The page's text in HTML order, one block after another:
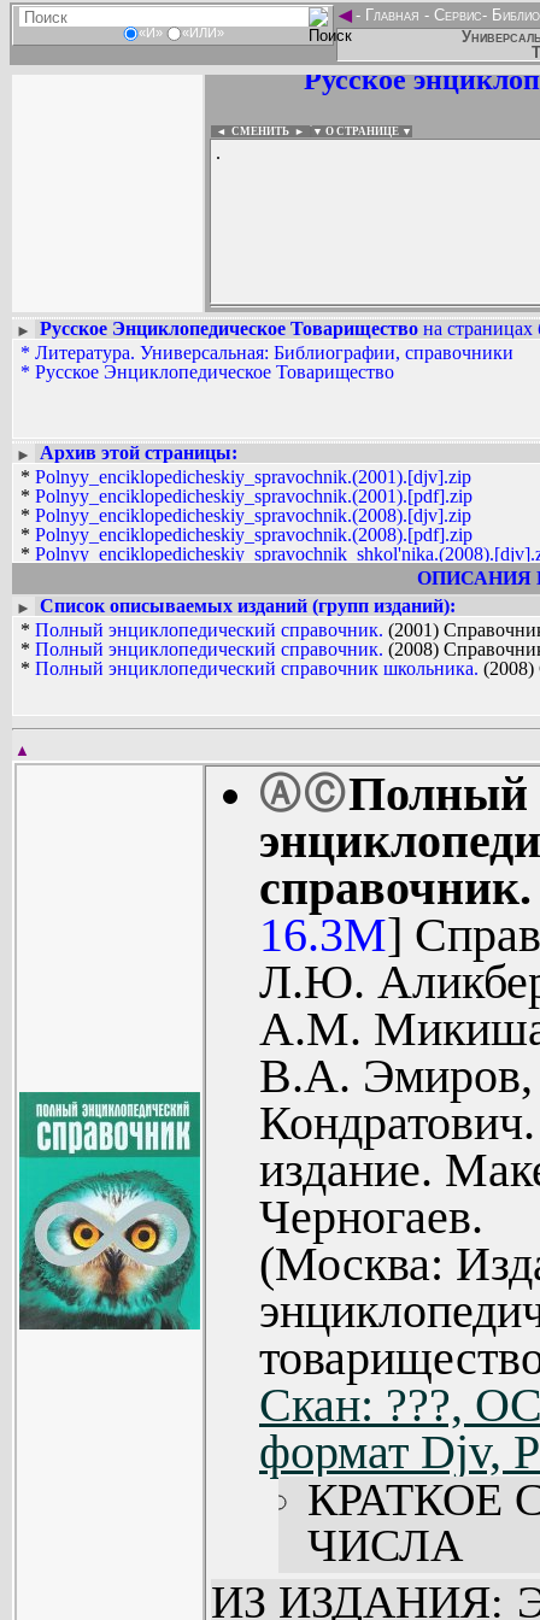
«И» «ИЛИ»
◄- Главная - Сервис-
Русское
◄ СМЕНИТЬ ► ▼ О СТРАНИЦЕ ▼
.
Вадим Ершов...
...
► Русское Энциклопедическое Товарищество на страницах
* Литература. Универсальная: Библиографии, справочники
* Русское Энциклопедическое Товарищество
►
Архив этой страницы:
* Polnyy_enciklopedicheskiy_spravochnik.(2001).[djv].zip
* Polnyy_enciklopedicheskiy_spravochnik.(2001).[pdf].zip
* Polnyy_enciklopedicheskiy_spravochnik.(2008).[djv].zip
* Polnyy_enciklopedicheskiy_spravochnik.(2008).[pdf].zip
*
ОПИСАНИЯ
►
Список описываемых изданий (групп изданий):
* Полный энциклопедический справочник. (2001)
* Полный энциклопедический справочник. (2008)
* Полный энциклопедический справочник школьника. (2008)
▲
ⒶⒸПолный
справочник.
16.3M]
Л.Ю.
А.М.
В.А.
издание.
Черногаев.
(Москва:
Скан: ???,
формат Djv,
КРАТКОЕ
ИЗ ИЗДАНИЯ: